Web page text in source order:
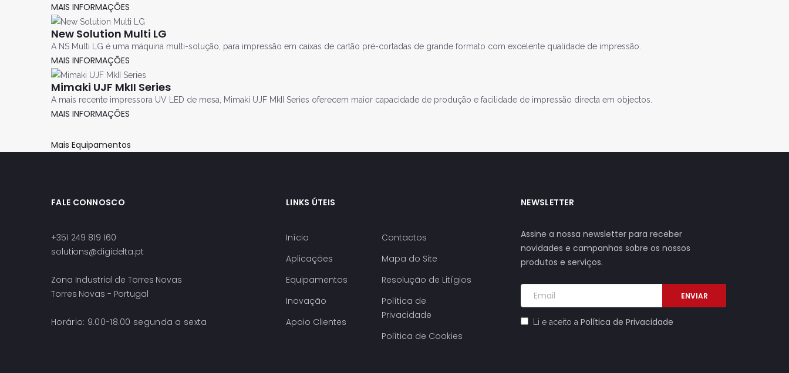
MAIS INFORMAÇÕES
New Solution Multi LG
A NS Multi LG é uma máquina multi-solução, para impressão em caixas de cartão pré-cortadas de grande formato com excelente qualidade de impressão.
MAIS INFORMAÇÕES
Mimaki UJF MkII Series
A mais recente impressora UV LED de mesa, Mimaki UJF MkII Series oferecem maior capacidade de produção e facilidade de impressão directa em objectos.
MAIS INFORMAÇÕES
Mais Equipamentos
FALE CONNOSCO
+351 249 819 160
solutions@digidelta.pt
Zona Industrial de Torres Novas
Torres Novas - Portugal
Horário: 9.00-18.00 segunda a sexta
LINKS ÚTEIS
Início
Aplicações
Equipamentos
Inovação
Apoio Clientes
Contactos
Mapa do Site
Resolução de Litígios
Política de
Privacidade
Política de Cookies
NEWSLETTER
Assine a nossa newsletter para receber
novidades e campanhas sobre os nossos
produtos e serviços.
ENVIAR
Li e aceito a Política de Privacidade